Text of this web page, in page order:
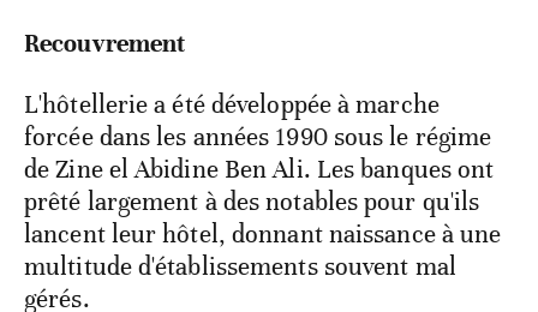
Recouvrement
L'hôtellerie a été développée à marche
forcée dans les années 1990 sous le régime
de Zine el Abidine Ben Ali. Les banques ont
prêté largement à des notables pour qu'ils
lancent leur hôtel, donnant naissance à une
multitude d'établissements souvent mal
gérés.